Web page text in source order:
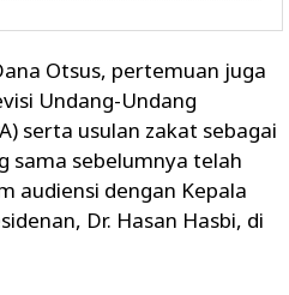
Otsus, pertemuan juga
Undang-Undang
serta usulan zakat sebagai
sama sebelumnya telah
audiensi dengan Kepala
Dr. Hasan Hasbi, di